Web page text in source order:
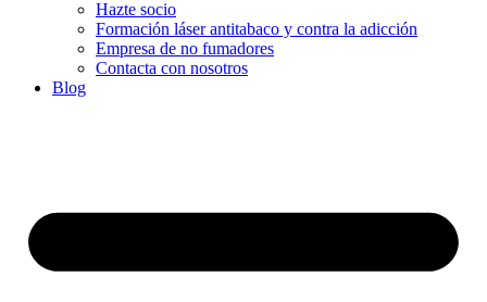
Hazte socio
Formación láser antitabaco y contra la adicción
Empresa de no fumadores
Contacta con nosotros
Blog